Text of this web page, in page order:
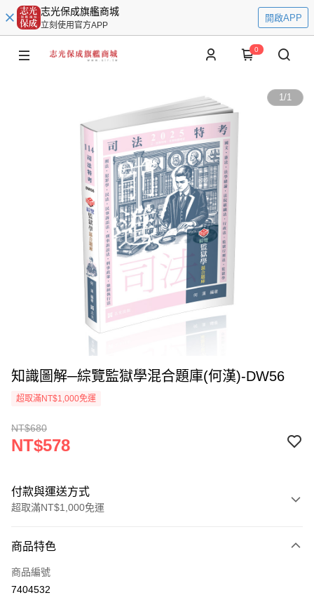
志光保成旗艦商城
立刻使用官方APP
開啟APP
0
1/1
知識圖解─綜覽監獄學混合題庫(何漢)-DW56
超取滿NT$1,000免運
NT$680
NT$578
付款與運送方式
超取滿NT$1,000免運
信用卡一次付款
超商取貨付款
商品特色
商品編號
7404532